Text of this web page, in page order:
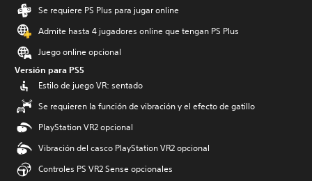
Se requiere PS Plus para jugar online
Admite hasta 4 jugadores online que tengan PS Plus
Juego online opcional
Versión para PS5
Estilo de juego VR: sentado
Se requieren la función de vibración y el efecto de gatillo
PlayStation VR2 opcional
Vibración del casco PlayStation VR2 opcional
Controles PS VR2 Sense opcionales